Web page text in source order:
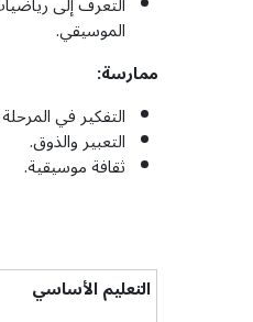
الموسيقي.
ممارسة:
التفكير في
التعبير والذوق.
ثقافة موسيقية.
التعليمالأساسي